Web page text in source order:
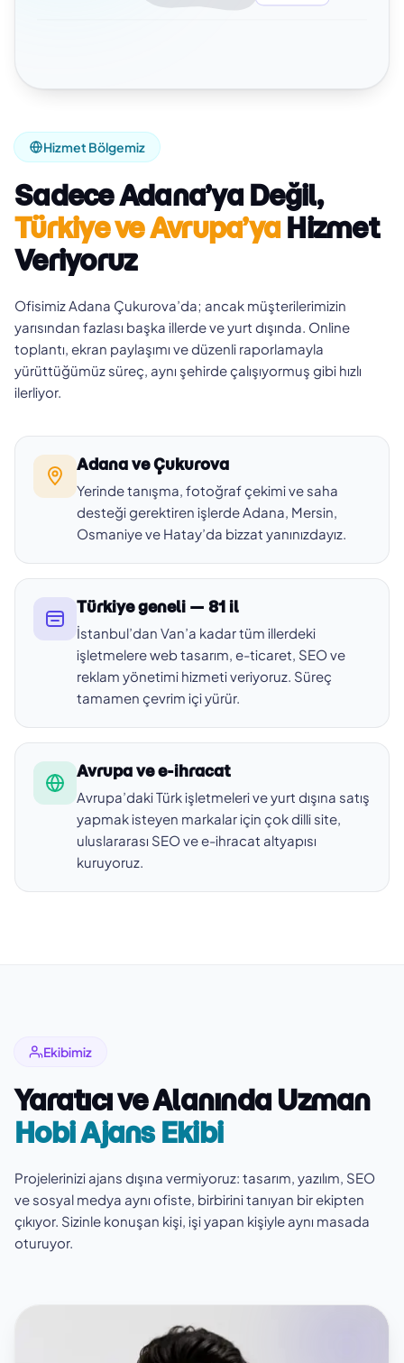
Hizmet Bölgemiz
Sadece Adana’ya Değil,
Türkiye ve Avrupa’ya Hizmet
Veriyoruz
Ofisimiz Adana Çukurova’da; ancak müşterilerimizin
yarısından fazlası başka illerde ve yurt dışında. Online
toplantı, ekran paylaşımı ve düzenli raporlamayla
yürüttüğümüz süreç, aynı şehirde çalışıyormuş gibi hızlı
ilerliyor.
Adana ve Çukurova
Yerinde tanışma, fotoğraf çekimi ve saha
desteği gerektiren işlerde Adana, Mersin,
Osmaniye ve Hatay’da bizzat yanınızdayız.
Türkiye geneli — 81 il
İstanbul’dan Van’a kadar tüm illerdeki
işletmelere web tasarım, e-ticaret, SEO ve
reklam yönetimi hizmeti veriyoruz. Süreç
tamamen çevrim içi yürür.
Avrupa ve e-ihracat
Avrupa’daki Türk işletmeleri ve yurt dışına satış
yapmak isteyen markalar için çok dilli site,
uluslararası SEO ve e-ihracat altyapısı
kuruyoruz.
Ekibimiz
Yaratıcı ve Alanında Uzman
Hobi Ajans Ekibi
Projelerinizi ajans dışına vermiyoruz: tasarım, yazılım, SEO
ve sosyal medya aynı ofiste, birbirini tanıyan bir ekipten
çıkıyor. Sizinle konuşan kişi, işi yapan kişiyle aynı masada
oturuyor.